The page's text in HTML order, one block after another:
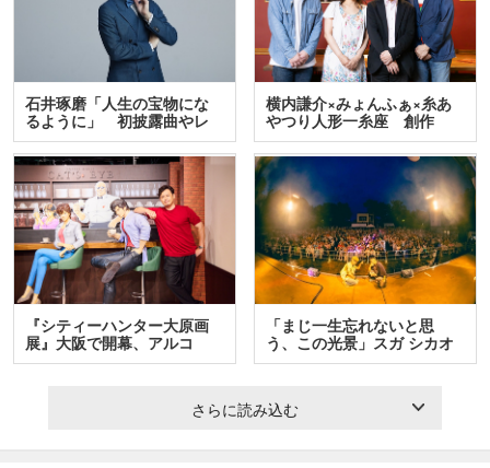
石井琢磨「人生の宝物にな
るように」 初披露曲やレ
ア…
横内謙介×みょんふぁ×糸あ
やつり人形一糸座 創作
人…
『シティーハンター大原画
展』大阪で開幕、アルコ
＆…
「まじ一生忘れないと思
う、この光景」スガ シカオ
と…
さらに読み込む